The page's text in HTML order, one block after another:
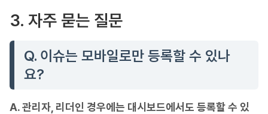
3. 자주 묻는 질문
Q. 이슈는 모바일로만 등록할 수 있나
요?
A. 관리자, 리더인 경우에는 대시보드에서도 등록할 수 있